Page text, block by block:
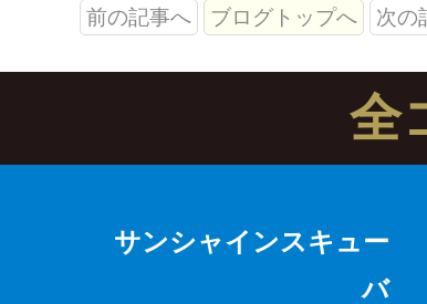
前の記事へ ブログトップへ 次の
全
サンシャインスキュー
バ